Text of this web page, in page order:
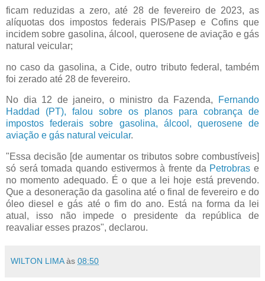
ficam reduzidas a zero, até 28 de fevereiro de 2023, as
alíquotas dos impostos federais PIS/Pasep e Cofins que
incidem sobre gasolina, álcool, querosene de aviação e gás
natural veicular;
no caso da gasolina, a Cide, outro tributo federal, também
foi zerado até 28 de fevereiro.
No dia 12 de janeiro, o ministro da Fazenda,
Fernando
Haddad (PT), falou sobre os planos para cobrança de
impostos federais sobre gasolina, álcool, querosene de
aviação e gás natural veicular.
"Essa decisão [de aumentar os tributos sobre combustíveis]
só será tomada quando estivermos à frente da Petrobras e
no momento adequado. É o que a lei hoje está prevendo.
Que a desoneração da gasolina até o final de fevereiro e do
óleo diesel e gás até o fim do ano. Está na forma da lei
atual, isso não impede o presidente da república de
reavaliar esses prazos", declarou.
WILTON LIMA às 08:50